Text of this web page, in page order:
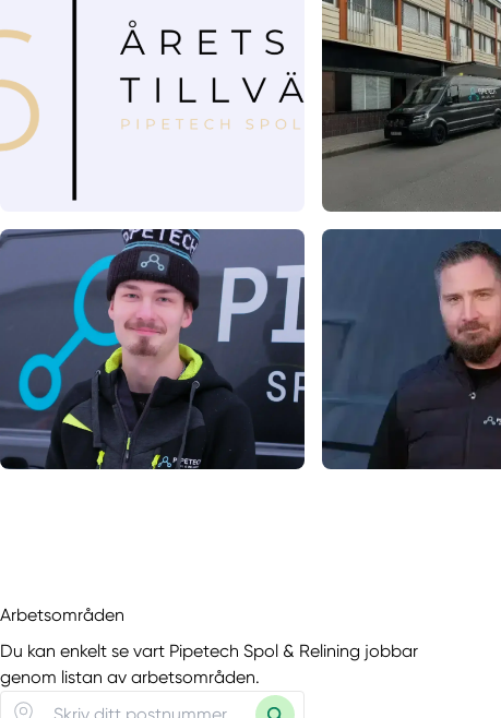
Arbetsområden
Du kan enkelt se vart Pipetech Spol & Relining jobbar
genom listan av arbetsområden.